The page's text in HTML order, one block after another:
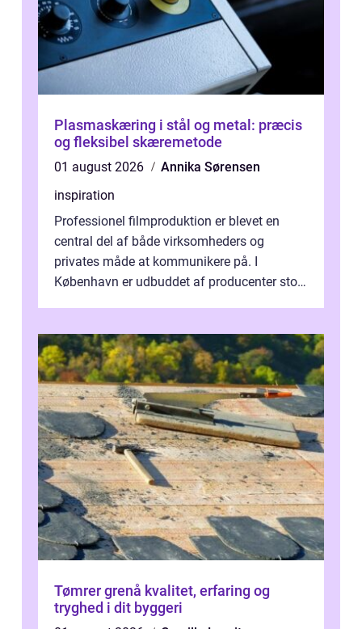
Plasmaskæring i stål og metal: præcis
og fleksibel skæremetode
01 august 2026
Annika Sørensen
inspiration
Professionel filmproduktion er blevet en
central del af både virksomheders og
privates måde at kommunikere på. I
København er udbuddet af producenter stort,
Tømrer grenå kvalitet, erfaring og
tryghed i dit byggeri